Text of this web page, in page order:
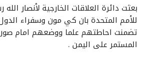
بعثت دائرة العلاقات الخارجية لأنصار الله
للأمم المتحدة بان كي مون وسفراء
تضمنت احاطتهم علما ووضعهم امام
المستمر على اليمن .